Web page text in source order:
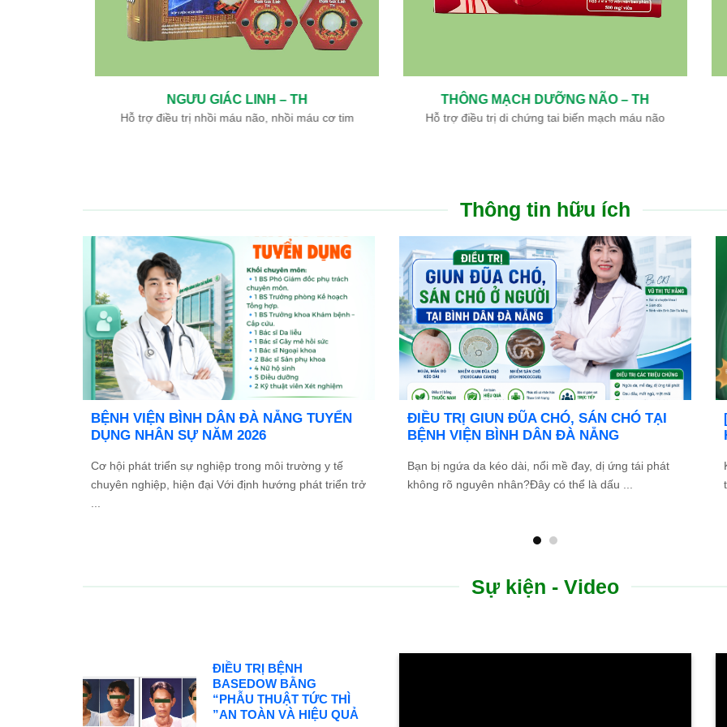
THANH ĐƯỜNG – TH
Hỗ trợ điều trị đái tháo đường tuýp 2
BÌNH GIÁP – TH
Hỗ trợ điều trị K Tuyến Giáp
Thông tin hữu ích
[THÔNG BÁO] LỊCH NGHỈ LỄ GIỖ TỔ
HÙNG VƯƠNG, 30/4 VÀ 01/5 NĂM 2026
Kính gửi: Quý Khách hàng, Quý Bệnh nhân và Đối
tác, Căn cứ vào quy định của Nhà nước về các ...
Ưu đãi đặc biệt: Khám chữa bệnh áp dụng
Trong tinh thần đồng hành cùng người dân vượt qua
khó khăn do thiên tai lũ lụt, Bệnh viện Bình Dân ...
Bệnh
tuyển
Bệnh viện
ứng viên
Sự kiện - Video
ĐIỀU TRỊ BỆNH
BASEDOW BẰNG
“PHẪU THUẬT TỨC THÌ
”AN TOÀN VÀ HIỆU QUẢ